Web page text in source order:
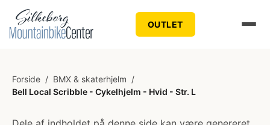
OUTLET
Forside / BMX & skaterhjelm /
Bell Local Scribble - Cykelhjelm - Hvid - Str. L